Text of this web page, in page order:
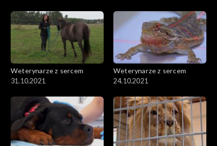
Weterynarze z sercem
31.10.2021
Weterynarze z sercem
24.10.2021